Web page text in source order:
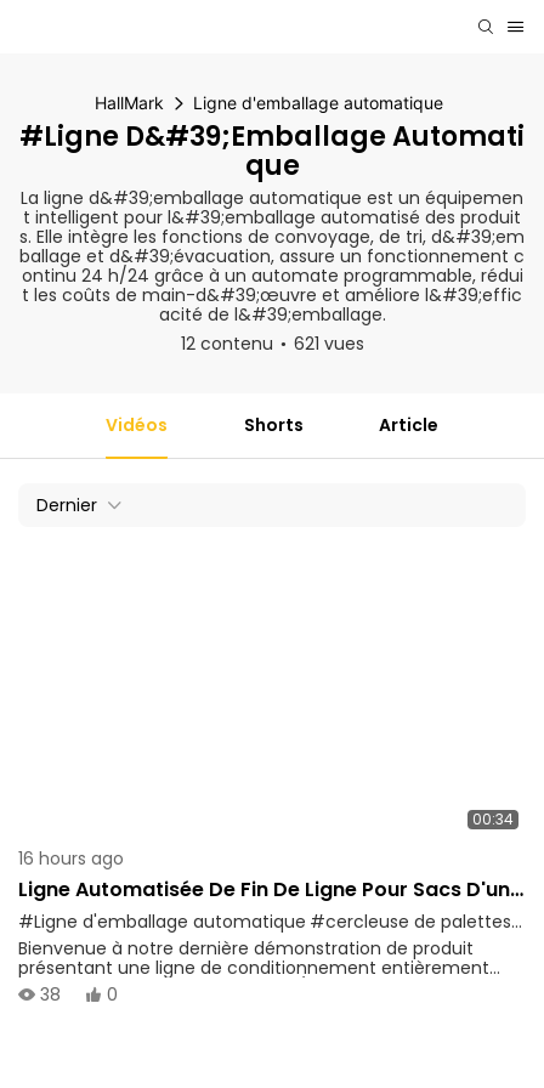
HallMark Ligne d'emballage automatique
#Ligne D&#39;emballage Automati
Que
La ligne d&#39;emballage automatique est un équipemen
t intelligent pour l&#39;emballage automatisé des produit
s. Elle intègre les fonctions de convoyage, de tri, d&#39;em
ballage et d&#39;évacuation, assure un fonctionnement c
ontinu 24 h/24 grâce à un automate programmable, rédui
t les coûts de main-d&#39;œuvre et améliore l&#39;effic
acité de l&#39;emballage.
12 contenu
621 vues
Vidéos Shorts Article
Dernier
00:34
16 hours ago
Ligne Automatisée De Fin De Ligne Pour Sacs D'une
Tonne Ligne De Conditionnement | Solution
D'emballage Robuste
#Ligne d'emballage automatique #cercleuse de palettes
Bienvenue à notre dernière démonstration de produit
présentant une ligne de conditionnement entièrement
automatisée pour big bags (FIBC/grands sacs) Ligne de
conditionnement. Conçu pour les applications industrielles
38 0